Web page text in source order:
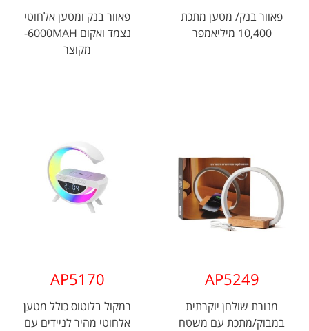
פאוור בנק/ מטען מתכת
10,400 מיליאמפר
פאוור בנק ומטען אלחוטי
נצמד ואקום 6000MAH-
מקוצר
AP5249
מנורת שולחן יוקרתית
במבוק/מתכת עם משטח
AP5170
רמקול בלוטוס כולל מטען
אלחוטי מהיר לניידים עם